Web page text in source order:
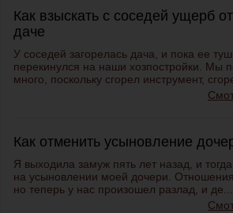
Как взыскать с соседей ущерб
даче
У соседей загорелась дача, и пока ее
перекинулся на наши хозпостройки. Мы
много, поскольку сгорел инструмент,
Как отменить усыновление
Я выходила замуж пять лет назад, и
на усыновлении моей дочери.
но теперь у нас произошел разлад, и де...